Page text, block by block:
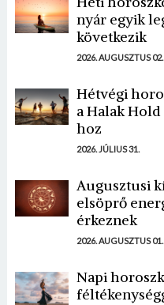
nyár egyik
következik
2026. AUGUSZTUS 02.
Hétvégi
a Halak
hoz
2026. JÚLIUS 31.
Augusztusi
elsöprő
érkeznek
2026. AUGUSZTUS 01.
Napi